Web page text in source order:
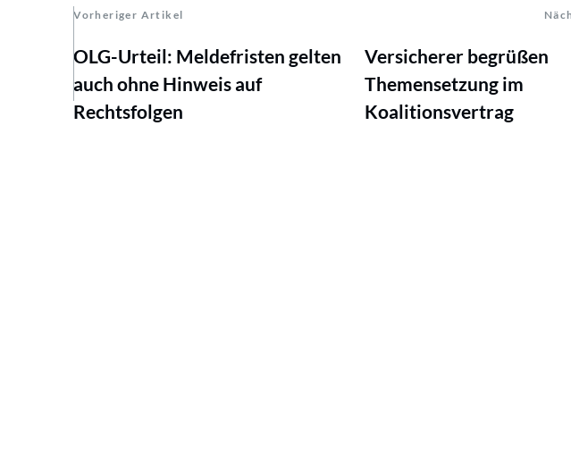
Vorheriger Artikel
OLG-Urteil: Meldefristen gelten
auch ohne Hinweis auf
Rechtsfolgen
Versicherer begrüßen
Themensetzung im
Koalitionsvertrag